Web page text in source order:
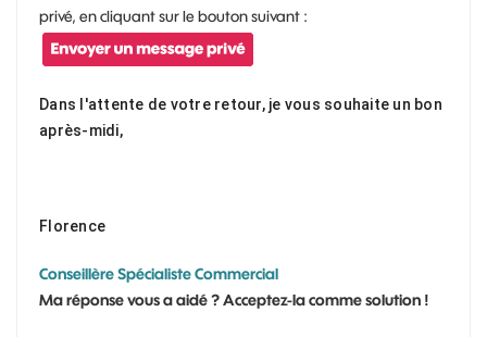
privé, en cliquant sur le bouton suivant :
Dans l'attente de votre retour, je vous souhaite un bon
après-midi,
Florence
Conseillère Spécialiste Commercial
Ma réponse vous a aidé ? Acceptez-la comme solution !